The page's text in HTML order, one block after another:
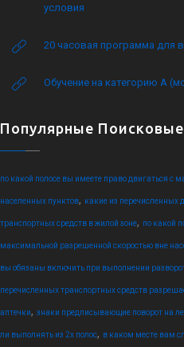
условия
20 часовая программа для
Обучение на категорию А
Популярные
по какой полосе вы имеете право двигаться с
населенных пунктов, какие из перечисленных
транспортных средств в жилой зоне, по какой
максимальной разрешенной скоростью вне
вы обязаны включить при выполнении
перечисленных транспортных средств
аптечки, знаки предписывающие поворот на
ли выполнять из 2х полос, в каком месте вам